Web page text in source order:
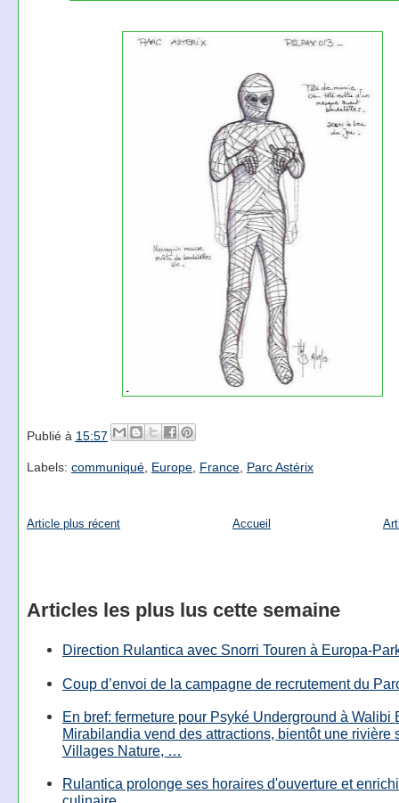
Publié à 15:57
Labels: communiqué, Europe, France, Parc Astérix
Article plus récent Accueil
Articles les plus lus cette semaine
Direction Rulantica avec Snorri Touren à Europa-
Coup d’envoi de la campagne de recrutement du
En bref: fermeture pour Psyké Underground à Walibi
Mirabilandia vend des attractions, bientôt une rivière
Villages Nature, …
Rulantica prolonge ses horaires d'ouverture et